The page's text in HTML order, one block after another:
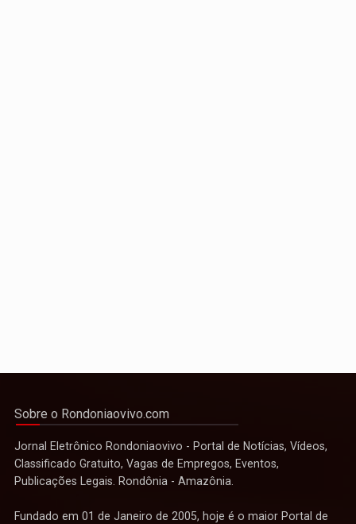
Sobre o Rondoniaovivo.com
Jornal Eletrônico Rondoniaovivo - Portal de Notícias, Vídeos,
Classificado Gratuito, Vagas de Empregos, Eventos,
Publicações Legais. Rondônia - Amazônia.
Fundado em 01 de Janeiro de 2005, hoje é o maior Portal de